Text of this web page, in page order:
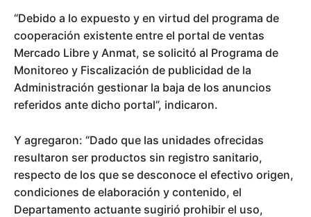
“Debido a lo expuesto y en virtud del programa de
cooperación existente entre el portal de ventas
Mercado Libre y Anmat, se solicitó al Programa de
Monitoreo y Fiscalización de publicidad de la
Administración gestionar la baja de los anuncios
referidos ante dicho portal”, indicaron.
Y agregaron: “Dado que las unidades ofrecidas
resultaron ser productos sin registro sanitario,
respecto de los que se desconoce el efectivo origen,
condiciones de elaboración y contenido, el
Departamento actuante sugirió prohibir el uso,